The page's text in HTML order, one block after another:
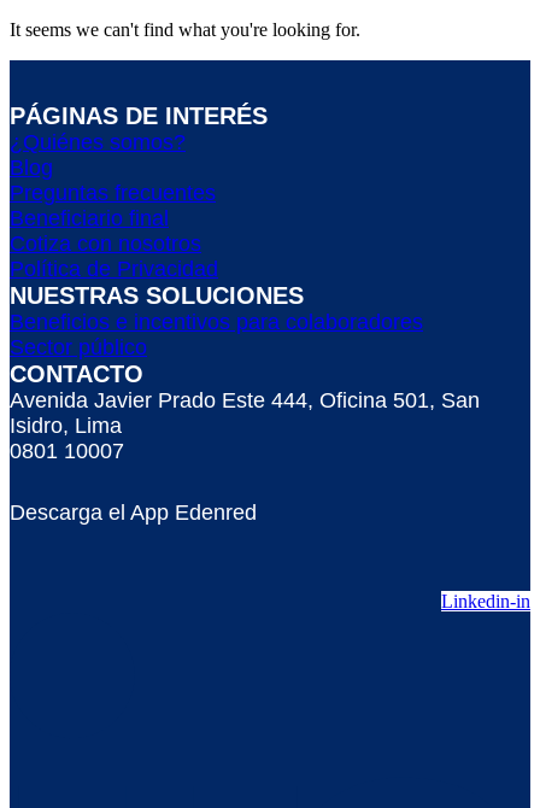
It seems we can't find what you're looking for.
PÁGINAS DE INTERÉS
¿Quiénes somos?
Blog
Preguntas frecuentes
Beneficiario final
Cotiza con nosotros
Política de Privacidad
NUESTRAS SOLUCIONES
Beneficios e incentivos para colaboradores
Sector público
CONTACTO
Avenida Javier Prado Este 444, Oficina 501, San
Isidro, Lima
0801 10007
Descarga el App Edenred
Linkedin-in